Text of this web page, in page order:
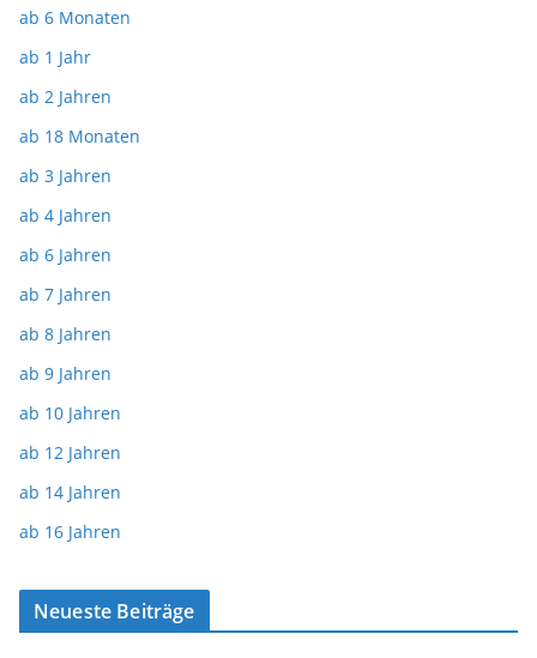
ab 6 Monaten
ab 1 Jahr
ab 2 Jahren
ab 18 Monaten
ab 3 Jahren
ab 4 Jahren
ab 6 Jahren
ab 7 Jahren
ab 8 Jahren
ab 9 Jahren
ab 10 Jahren
ab 12 Jahren
ab 14 Jahren
ab 16 Jahren
Neueste Beiträge